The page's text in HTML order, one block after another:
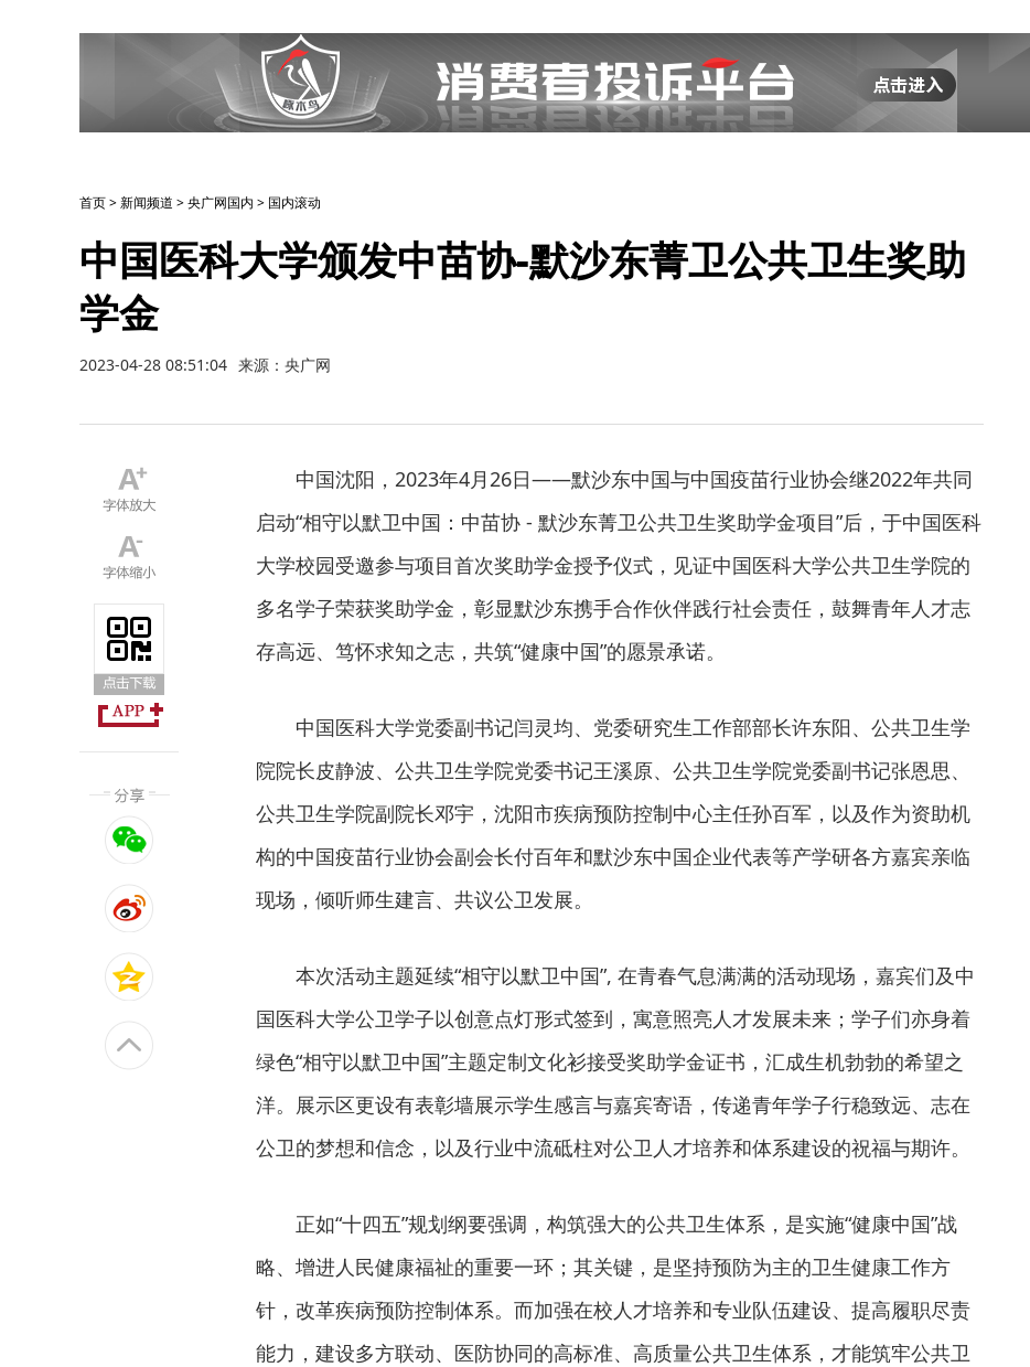
首页>新闻频道 >央广网国内 > 国内滚动
中国医科大学颁发中苗协-默沙东菁卫公共卫生奖助
学金
2023-04-28 08:51:04 来源：央广网
中国沈阳，2023年4月26日——默沙东中国与中国疫苗行业协会继2022年共同
启动“相守以默卫中国：中苗协 - 默沙东菁卫公共卫生奖助学金项目”后，于中国医科
大学校园受邀参与项目首次奖助学金授予仪式，见证中国医科大学公共卫生学院的
多名学子荣获奖助学金，彰显默沙东携手合作伙伴践行社会责任，鼓舞青年人才志
存高远、笃怀求知之志，共筑“健康中国”的愿景承诺。
中国医科大学党委副书记闫灵均、党委研究生工作部部长许东阳、公共卫生学
院院长皮静波、公共卫生学院党委书记王溪原、公共卫生学院党委副书记张恩思、
公共卫生学院副院长邓宇，沈阳市疾病预防控制中心主任孙百军，以及作为资助机
构的中国疫苗行业协会副会长付百年和默沙东中国企业代表等产学研各方嘉宾亲临
现场，倾听师生建言、共议公卫发展。
本次活动主题延续“相守以默卫中国”, 在青春气息满满的活动现场，嘉宾们及中
国医科大学公卫学子以创意点灯形式签到，寓意照亮人才发展未来；学子们亦身着
绿色“相守以默卫中国”主题定制文化衫接受奖助学金证书，汇成生机勃勃的希望之
洋。展示区更设有表彰墙展示学生感言与嘉宾寄语，传递青年学子行稳致远、志在
公卫的梦想和信念，以及行业中流砥柱对公卫人才培养和体系建设的祝福与期许。
正如“十四五”规划纲要强调，构筑强大的公共卫生体系，是实施“健康中国”战
略、增进人民健康福祉的重要一环；其关键，是坚持预防为主的卫生健康工作方
针，改革疾病预防控制体系。而加强在校人才培养和专业队伍建设、提高履职尽责
能力，建设多方联动、医防协同的高标准、高质量公共卫生体系，才能筑牢公共卫